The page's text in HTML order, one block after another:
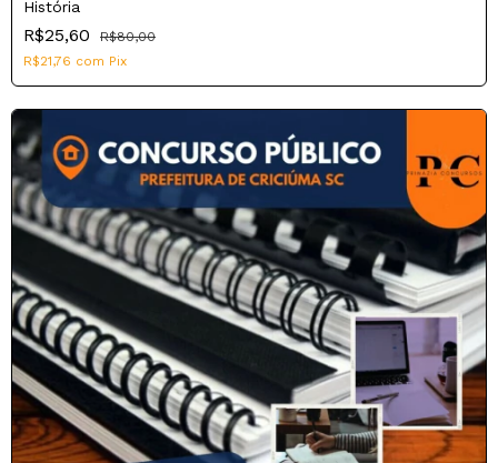
História
R$25,60
R$80,00
R$21,76 com Pix